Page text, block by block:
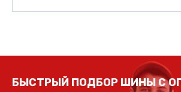
БЫСТРЫЙ ПОДБОР ШИНЫ С